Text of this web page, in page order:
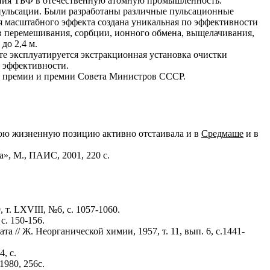
Были разработаны различные пульсационные
эффекта создана уникальная по эффективности
перемешивания, сорбции, ионного обмена, выщелачивания,
2,4 м.
экстракционная установка очистки
премии и премии Совета Министров СССР.
жизненную позицию активно отстаивала и в Средмаше и в
М., ПАИС, 2001, 220 с.
т. LXVIII, №6, с. 1057-1060.
150-156.
// Ж. Неорганической химии, 1957, т. 11, вып. 6, с.1441-
с.
256с.